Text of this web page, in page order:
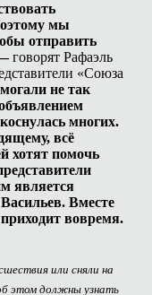
мы
отправить
говорят Рафаэль
«Союза
не так
многих.
всё
хотят помочь
является
Вместе
вовремя.
или сняли на
этом должны узнать